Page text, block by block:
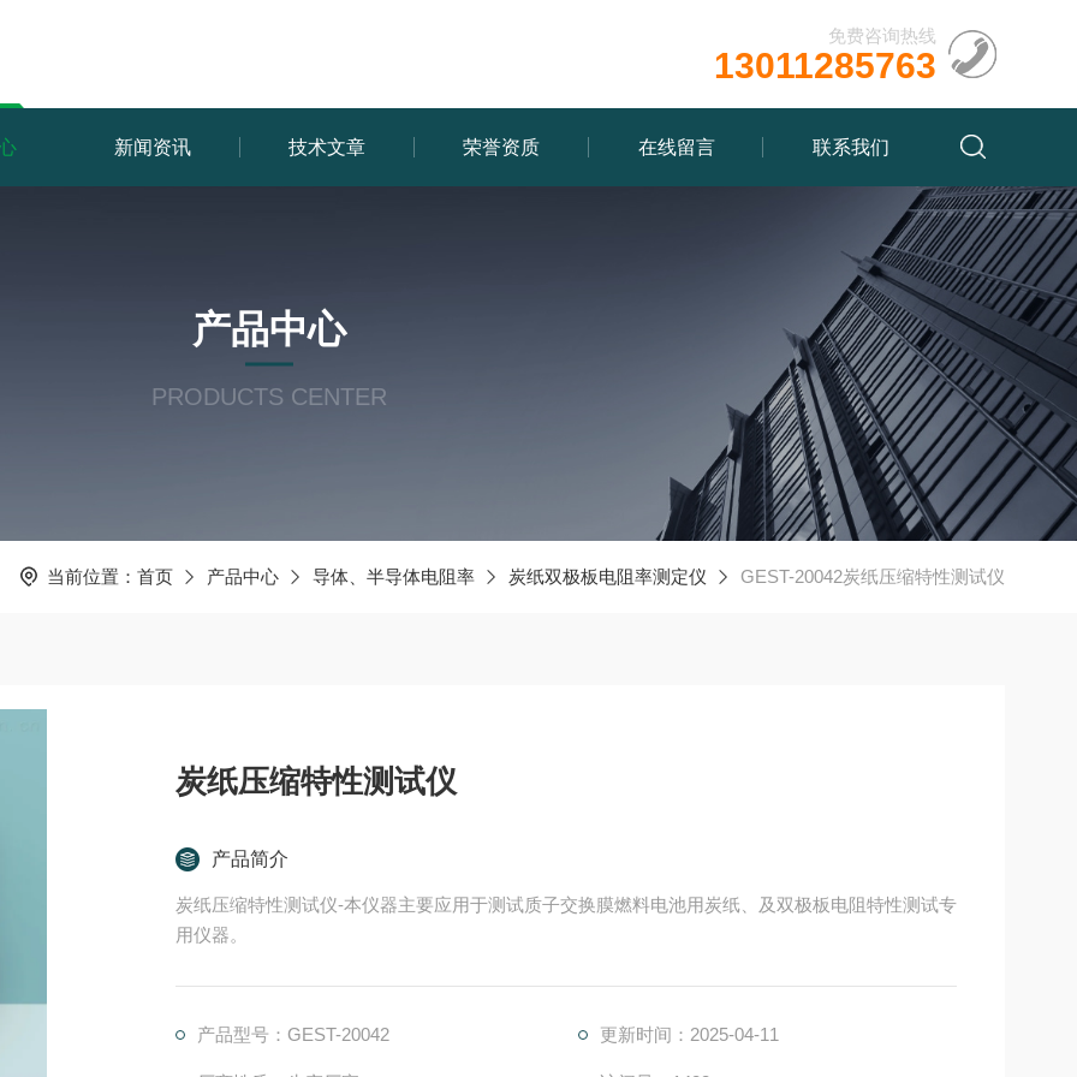
免费咨询热线
13011285763
新闻资讯 技术文章 荣誉资质 在线留言 联系我们
产品中心
PRODUCTS CENTER
当前位置： 首页 产品中心 导体、半导体电阻率 炭纸双极板电阻率测定仪 GEST-20042炭纸压缩特性测试仪
炭纸压缩特性测试仪
产品简介
炭纸压缩特性测试仪-本仪器主要应用于测试质子交换膜燃料电池用炭纸、及双极板电阻特性测试专
用仪器。
产品型号：GEST-20042 更新时间：2025-04-11